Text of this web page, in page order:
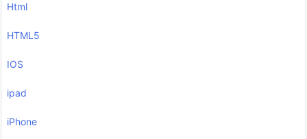
Html
HTML5
IOS
ipad
iPhone